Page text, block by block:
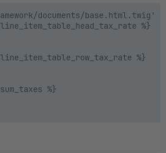
documents/base.html.twig'
%}
%}
%}